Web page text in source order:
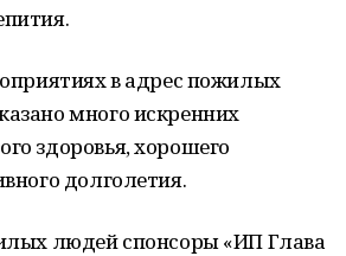
в адрес пожилых
много искренних
здоровья, хорошего
долголетия.
людей спонсоры «ИП Глава